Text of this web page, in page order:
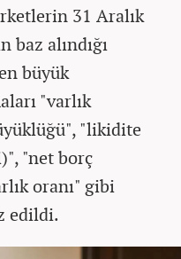
31 Aralık
baz alındığı
büyük
"varlık
"likidite
"net borç
oranı" gibi
edildi.